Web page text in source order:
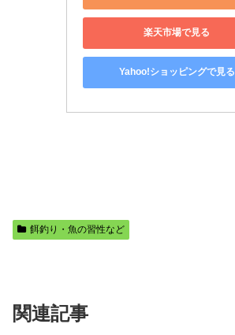
楽天市場で見る
Yahoo!ショッピングで見る
餌釣り・魚の習性など
関連記事